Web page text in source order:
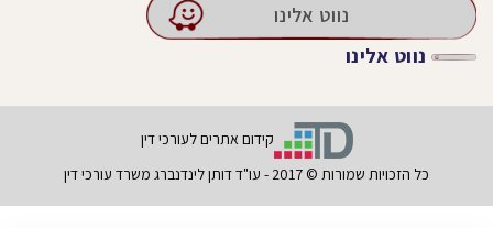
נווט אלינו
נווט אלינו
קידום אתרים לעורכי דין
כל הזכויות שמורות © 2017 - עו"ד דותן לינדנברג משרד עורכי דין